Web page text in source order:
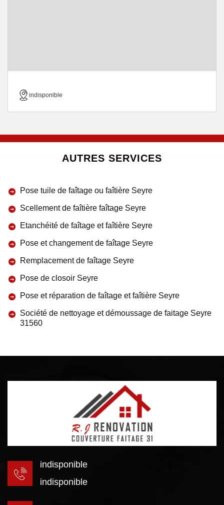
indisponible
AUTRES SERVICES
Pose tuile de faîtage ou faîtière Seyre
Scellement de faîtière faîtage Seyre
Etanchéité de faîtage et faîtière Seyre
Pose et changement de faîtage Seyre
Remplacement de faîtage Seyre
Pose de closoir Seyre
Pose et réparation de faîtage et faîtière Seyre
Société de nettoyage et démoussage de faitage Seyre
31560
indisponible
indisponible